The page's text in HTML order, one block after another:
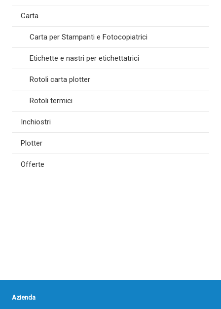
Carta
Carta per Stampanti e Fotocopiatrici
Etichette e nastri per etichettatrici
Rotoli carta plotter
Rotoli termici
Inchiostri
Plotter
Offerte
Azienda